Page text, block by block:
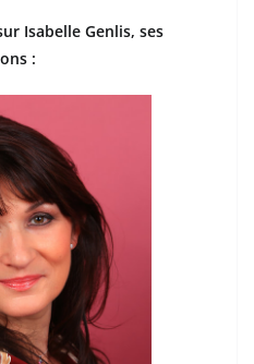
Isabelle Genlis, ses
: